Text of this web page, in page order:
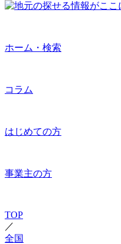
ホーム・検索
コラム
はじめての方
事業主の方
TOP
／
全国